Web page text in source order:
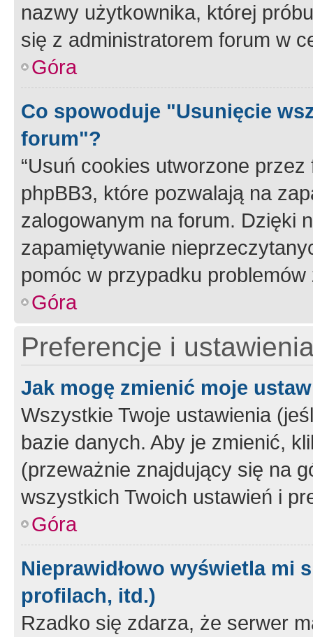
nazwy użytkownika, której
się z administratorem forum w
Góra
Co spowoduje "Usunięcie
forum"?
“Usuń cookies utworzone
phpBB3, które pozwalają na
zalogowanym na forum. Dzięki
zapamiętywanie
pomóc w przypadku
Góra
Preferencje i
Jak mogę zmienić moje
Wszystkie Twoje ustawienia
bazie danych. Aby je zmienić,
(przeważnie znajdujący się na
wszystkich Twoich ustawień i
Góra
Nieprawidłowo wyświetla mi
profilach, itd.)
Rzadko się zdarza, że serwer